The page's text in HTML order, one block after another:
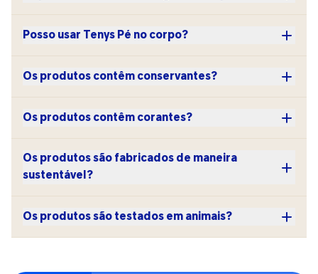
Posso usar Tenys Pé no corpo?
Os produtos contêm conservantes?
Os produtos contêm corantes?
Os produtos são fabricados de maneira
sustentável?
Os produtos são testados em animais?